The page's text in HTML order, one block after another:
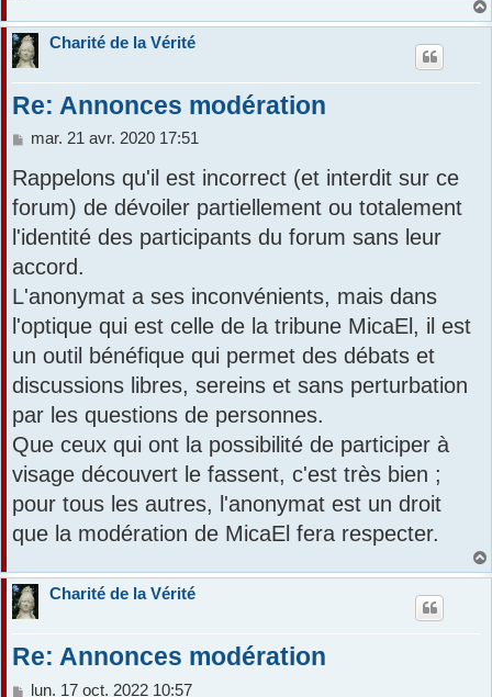
Charité de la Vérité
Re: Annonces modération
M
s
a
g
mar. 21 avr. 2020 17:51
Rappelons qu'il est incorrect (et interdit sur ce
forum) de dévoiler partiellement ou totalement
l'identité des participants du forum sans leur
accord.
L'anonymat a ses inconvénients, mais dans
l'optique qui est celle de la tribune MicaEl, il est
un outil bénéfique qui permet des débats et
discussions libres, sereins et sans perturbation
par les questions de personnes.
Que ceux qui ont la possibilité de participer à
visage découvert le fassent, c'est très bien ;
pour tous les autres, l'anonymat est un droit
que la modération de MicaEl fera respecter.
Charité de la Vérité
Re: Annonces modération
M
lun. 17 oct. 2022 10:57